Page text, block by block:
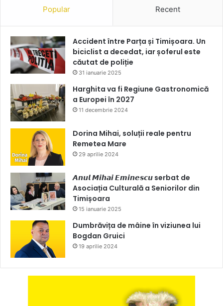
Popular Recent
Accident între Parța și Timișoara. Un
biciclist a decedat, iar șoferul este
căutat de poliție
31 ianuarie 2025
Harghita va fi Regiune Gastronomică
a Europei în 2027
11 decembrie 2024
Dorina Mihai, soluții reale pentru
Remetea Mare
29 aprilie 2024
𝘼𝙣𝙪𝙡 𝙈𝙞𝙝𝙖𝙞 𝙀𝙢𝙞𝙣𝙚𝙨𝙘𝙪 serbat de
Asociația Culturală a Seniorilor din
Timișoara
15 ianuarie 2025
Dumbrăvița de mâine în viziunea lui
Bogdan Gruici
19 aprilie 2024